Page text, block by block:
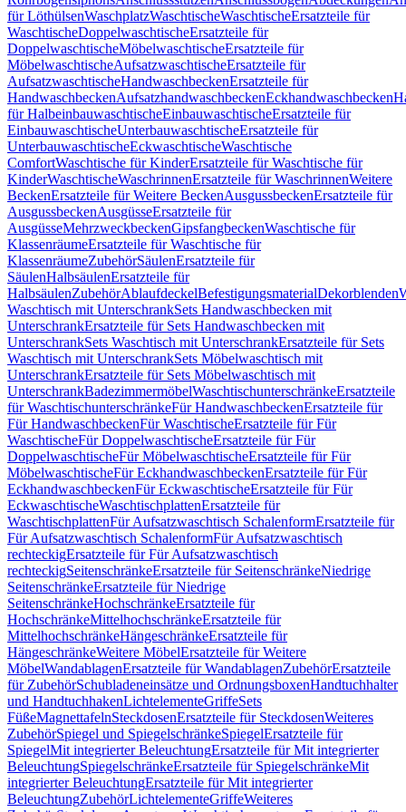
für LöthülsenWaschplatzWaschtischeWaschtischeErsatzteile für
WaschtischeDoppelwaschtischeErsatzteile für
DoppelwaschtischeMöbelwaschtischeErsatzteile für
MöbelwaschtischeAufsatzwaschtischeErsatzteile für
AufsatzwaschtischeHandwaschbeckenErsatzteile für
HandwaschbeckenAufsatzhandwaschbeckenEckhandwaschbecken
für HalbeinbauwaschtischeEinbauwaschtischeErsatzteile für
EinbauwaschtischeUnterbauwaschtischeErsatzteile für
UnterbauwaschtischeEckwaschtischeWaschtische
ComfortWaschtische für KinderErsatzteile für Waschtische für
KinderWaschtischeWaschrinnenErsatzteile für WaschrinnenWeitere
BeckenErsatzteile für Weitere BeckenAusgussbeckenErsatzteile für
AusgussbeckenAusgüsseErsatzteile für
AusgüsseMehrzweckbeckenGipsfangbeckenWaschtische für
KlassenräumeErsatzteile für Waschtische für
KlassenräumeZubehörSäulenErsatzteile für
SäulenHalbsäulenErsatzteile für
HalbsäulenZubehörAblaufdeckelBefestigungsmaterialDekorblenden
Waschtisch mit UnterschrankSets Handwaschbecken mit
UnterschrankErsatzteile für Sets Handwaschbecken mit
UnterschrankSets Waschtisch mit UnterschrankErsatzteile für Sets
Waschtisch mit UnterschrankSets Möbelwaschtisch mit
UnterschrankErsatzteile für Sets Möbelwaschtisch mit
UnterschrankBadezimmermöbelWaschtischunterschränkeErsatzteile
für WaschtischunterschränkeFür HandwaschbeckenErsatzteile für
Für HandwaschbeckenFür WaschtischeErsatzteile für Für
WaschtischeFür DoppelwaschtischeErsatzteile für Für
DoppelwaschtischeFür MöbelwaschtischeErsatzteile für Für
MöbelwaschtischeFür EckhandwaschbeckenErsatzteile für Für
EckhandwaschbeckenFür EckwaschtischeErsatzteile für Für
EckwaschtischeWaschtischplattenErsatzteile für
WaschtischplattenFür Aufsatzwaschtisch SchalenformErsatzteile für
Für Aufsatzwaschtisch SchalenformFür Aufsatzwaschtisch
rechteckigErsatzteile für Für Aufsatzwaschtisch
rechteckigSeitenschränkeErsatzteile für SeitenschränkeNiedrige
SeitenschränkeErsatzteile für Niedrige
SeitenschränkeHochschränkeErsatzteile für
HochschränkeMittelhochschränkeErsatzteile für
MittelhochschränkeHängeschränkeErsatzteile für
HängeschränkeWeitere MöbelErsatzteile für Weitere
MöbelWandablagenErsatzteile für WandablagenZubehörErsatzteile
für ZubehörSchubladeneinsätze und OrdnungsboxenHandtuchhalter
und HandtuchhakenLichtelementeGriffeSets
FüßeMagnettafelnSteckdosenErsatzteile für SteckdosenWeiteres
ZubehörSpiegel und SpiegelschränkeSpiegelErsatzteile für
SpiegelMit integrierter BeleuchtungErsatzteile für Mit integrierter
BeleuchtungSpiegelschränkeErsatzteile für SpiegelschränkeMit
integrierter BeleuchtungErsatzteile für Mit integrierter
BeleuchtungZubehörLichtelementeGriffeWeiteres